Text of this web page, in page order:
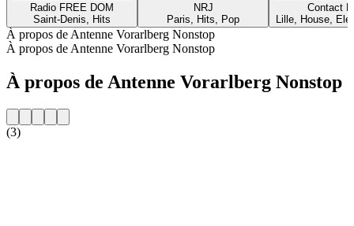
Radio FREE DOM
Saint-Denis, Hits
NRJ
Paris, Hits, Pop
Contact
Lille, House,
À propos de Antenne Vorarlberg Nonstop
À propos de Antenne Vorarlberg Nonstop
À propos de Antenne Vorarlberg Nonstop
(3)